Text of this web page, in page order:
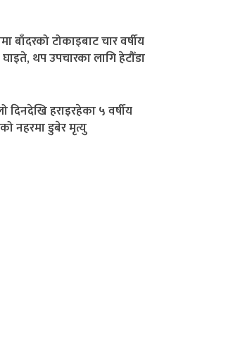
बाँदरको टोकाइबाट चार वर्षीय
थप उपचारका लागि हेटौँडा
दिनदेखि हराइरहेका ५ वर्षीय
नहरमा डुबेर मृत्यु